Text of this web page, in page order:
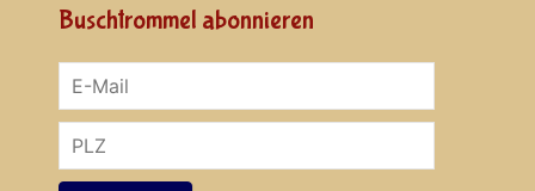
Buschtrommel abonnieren